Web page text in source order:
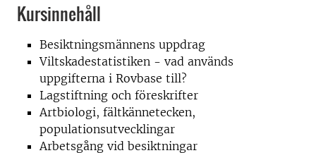
Kursinnehåll
Besiktningsmännens uppdrag
Viltskadestatistiken - vad används
uppgifterna i Rovbase till?
Lagstiftning och föreskrifter
Artbiologi, fältkännetecken,
populationsutvecklingar
Arbetsgång vid besiktningar